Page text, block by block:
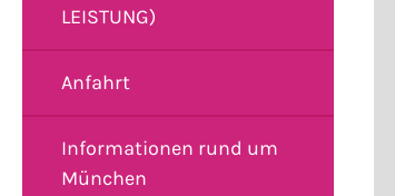
LEISTUNG)
Anfahrt
Informationen rund um
München